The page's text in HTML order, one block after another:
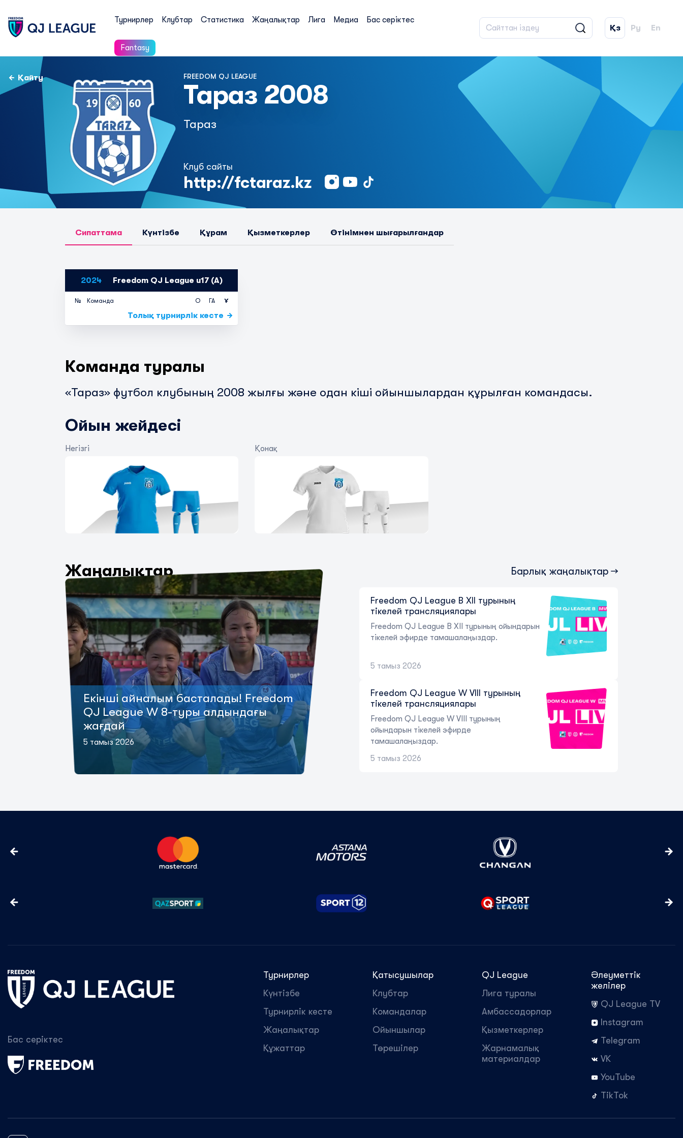
Турнирлер Клубтар Статистика Жаңалықтар Лига Медиа Бас серіктес
Fantasy
Қз Ру En
Қайту FREEDOM QJ LEAGUE
Тараз 2008
Тараз
Клуб сайты
http://fctaraz.kz
Сипаттама Күнтізбе Құрам Қызметкерлер Өтінімнен шығарылғандар
2024 Freedom QJ League u17 (A)
№ Команда О ГА Ұ
Толық турнирлік кесте
Команда туралы
«Тараз» футбол клубының 2008 жылғы және одан кіші ойыншылардан құрылған командасы.
Ойын жейдесі
Негізгі Қонақ
Жаңалықтар Барлық жаңалықтар →
Екінші айналым басталады! Freedom
QJ League W 8-туры алдындағы
жағдай
5 тамыз 2026
Freedom QJ League B XII турының
тікелей трансляциялары
Freedom QJ League B XII турының ойындарын
тікелей эфирде тамашалаңыздар.
5 тамыз 2026
Freedom QJ League W VIII турының
тікелей трансляциялары
Freedom QJ League W VIII турының
ойындарын тікелей эфирде
тамашалаңыздар.
5 тамыз 2026
Бас серіктес
Турнирлер
Күнтізбе
Турнирлік кесте
Жаңалықтар
Құжаттар
Қатысушылар
Клубтар
Командалар
Ойыншылар
Төрешілер
QJ League
Лига туралы
Амбассадорлар
Қызметкерлер
Жарнамалық
материалдар
Әлеуметтік
желілер
QJ League TV
Instagram
Telegram
VK
YouTube
TikTok